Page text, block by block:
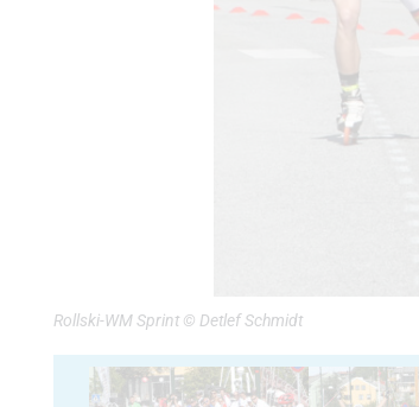
Rollski-WM Sprint © Detlef Schmidt